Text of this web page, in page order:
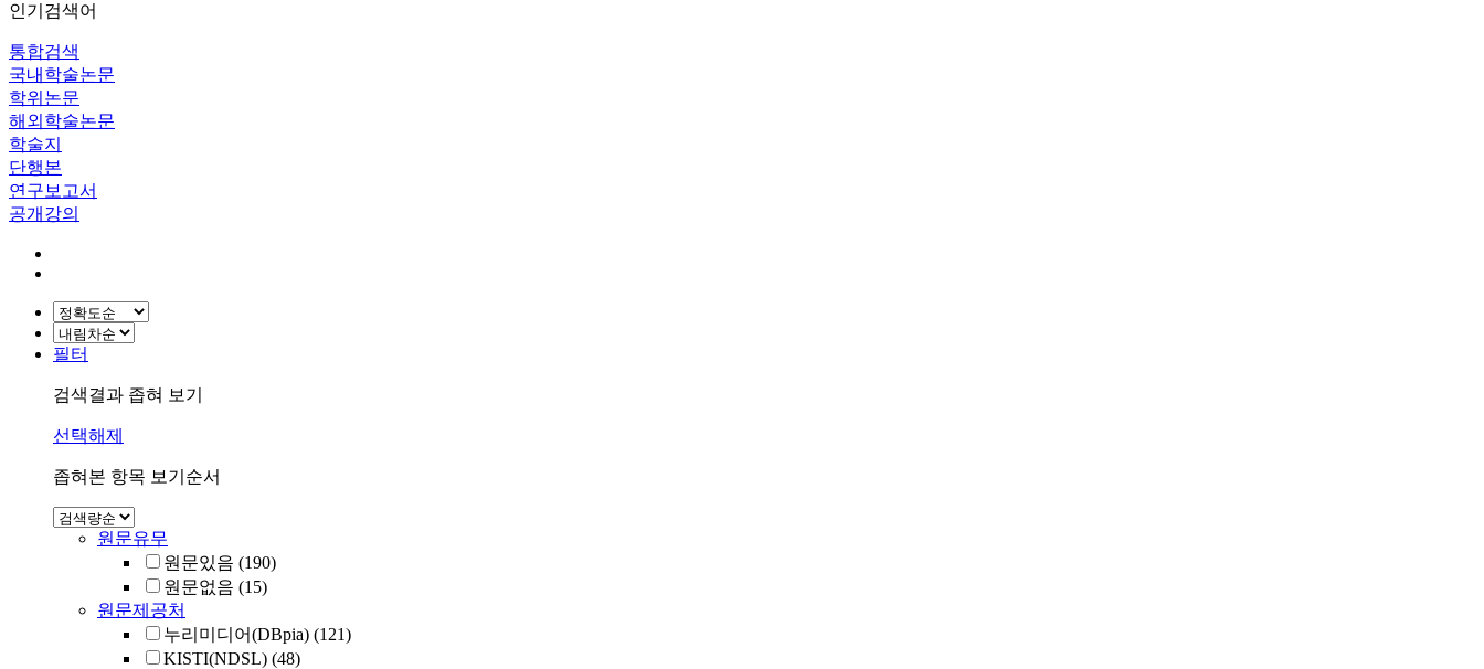
인기검색어
통합검색
국내학술논문
학위논문
해외학술논문
학술지
단행본
연구보고서
공개강의
필터
검색결과 좁혀 보기
선택해제
좁혀본 항목 보기순서
원문유무
원문있음 (190)
원문없음 (15)
원문제공처
누리미디어(DBpia) (121)
KISTI(NDSL) (48)